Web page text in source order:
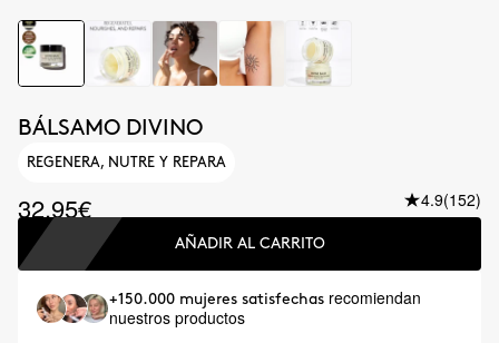
BÁLSAMO DIVINO
REGENERA, NUTRE Y REPARA
32.95€ 4.9(152)
AÑADIR AL CARRITO
+150.000 mujeres satisfechas recomiendan
nuestros productos